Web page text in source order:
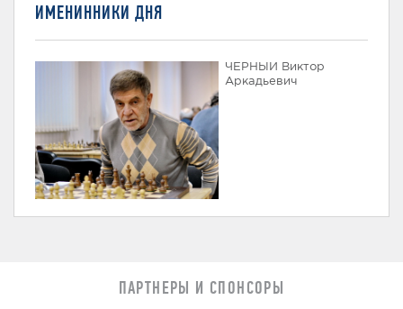
ИМЕНИННИКИ ДНЯ
ЧЕРНЫЙ Виктор
Аркадьевич
ПАРТНЕРЫ И СПОНСОРЫ